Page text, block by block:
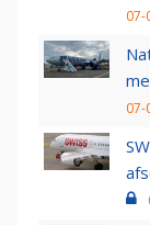
07-
07-